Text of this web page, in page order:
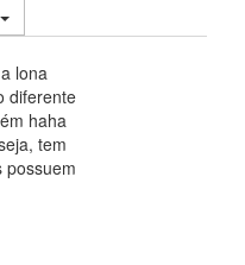
lona
diferente
haha
tem
possuem